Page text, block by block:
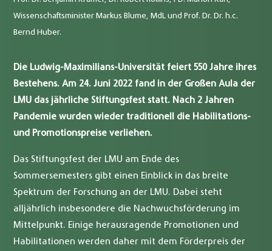
Wissenschaftsminister Markus Blume, MdL und Prof. Dr. Dr. h.c.
Bernd Huber.
Die Ludwig-Maximilians-Universität feiert 550 Jahre ihres
Bestehens. Am 24. Juni 2022 fand in der Großen Aula der
LMU das jährliche Stiftungsfest statt. Nach 2 Jahren
Pandemie wurden wieder traditionell die Habilitations-
und Promotionspreise verliehen.
Das Stiftungsfest der LMU am Ende des
Sommersemesters gibt einen Einblick in das breite
Spektrum der Forschung an der LMU. Dabei steht
alljährlich insbesondere die Nachwuchsförderung im
Mittelpunkt. Einige herausragende Promotionen und
Habilitationen werden daher mit dem Förderpreis der